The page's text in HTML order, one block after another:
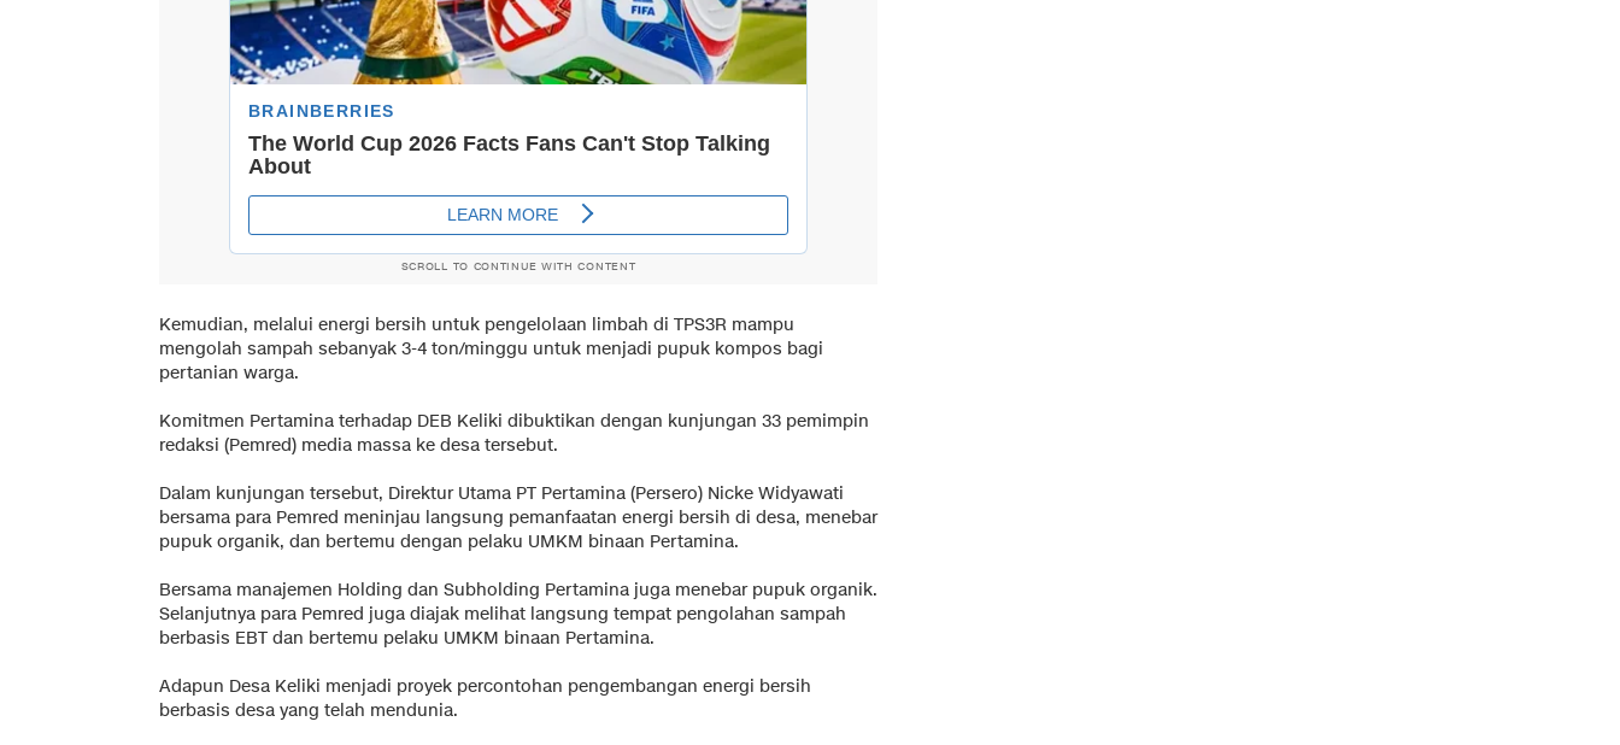
SCROLL TO CONTINUE WITH CONTENT
Kemudian, melalui energi bersih untuk pengelolaan limbah di TPS3R mampu
mengolah sampah sebanyak 3-4 ton/minggu untuk menjadi pupuk kompos bagi
pertanian warga.
Komitmen Pertamina terhadap DEB Keliki dibuktikan dengan kunjungan 33 pemimpin
redaksi (Pemred) media massa ke desa tersebut.
Dalam kunjungan tersebut, Direktur Utama PT Pertamina (Persero) Nicke Widyawati
bersama para Pemred meninjau langsung pemanfaatan energi bersih di desa, menebar
pupuk organik, dan bertemu dengan pelaku UMKM binaan Pertamina.
Bersama manajemen Holding dan Subholding Pertamina juga menebar pupuk organik.
Selanjutnya para Pemred juga diajak melihat langsung tempat pengolahan sampah
berbasis EBT dan bertemu pelaku UMKM binaan Pertamina.
Adapun Desa Keliki menjadi proyek percontohan pengembangan energi bersih
berbasis desa yang telah mendunia.